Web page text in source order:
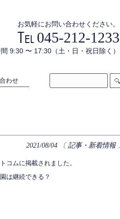
お気軽にお問い合わせください。
045-212-1233
9:30 〜 17:30（土・日・祝日除く）
わせ
2021/08/04 〔 記事・新着情報
コムに掲載されました。
は継続できる？